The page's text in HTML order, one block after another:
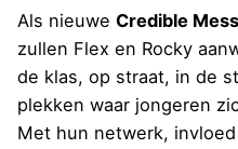
Als nieuwe Credible
zullen Flex en Rocky
de klas, op straat, in de
plekken waar jongeren
Met hun netwerk,